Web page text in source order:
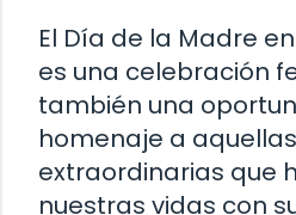
El Día de la Madre
es una celebración
también una
homenaje a
extraordinarias que
nuestras vidas con